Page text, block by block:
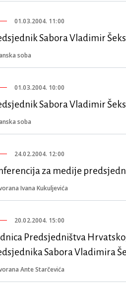
01.03.2004. 11:00
Sabora Vladimir
soba
01.03.2004. 10:00
Sabora Vladimir
soba
24.02.2004. 12:00
za medije
Ivana Kukuljevića
20.02.2004. 15:00
Predsjedništva
Sabora Vladimira
Ante Starčevića